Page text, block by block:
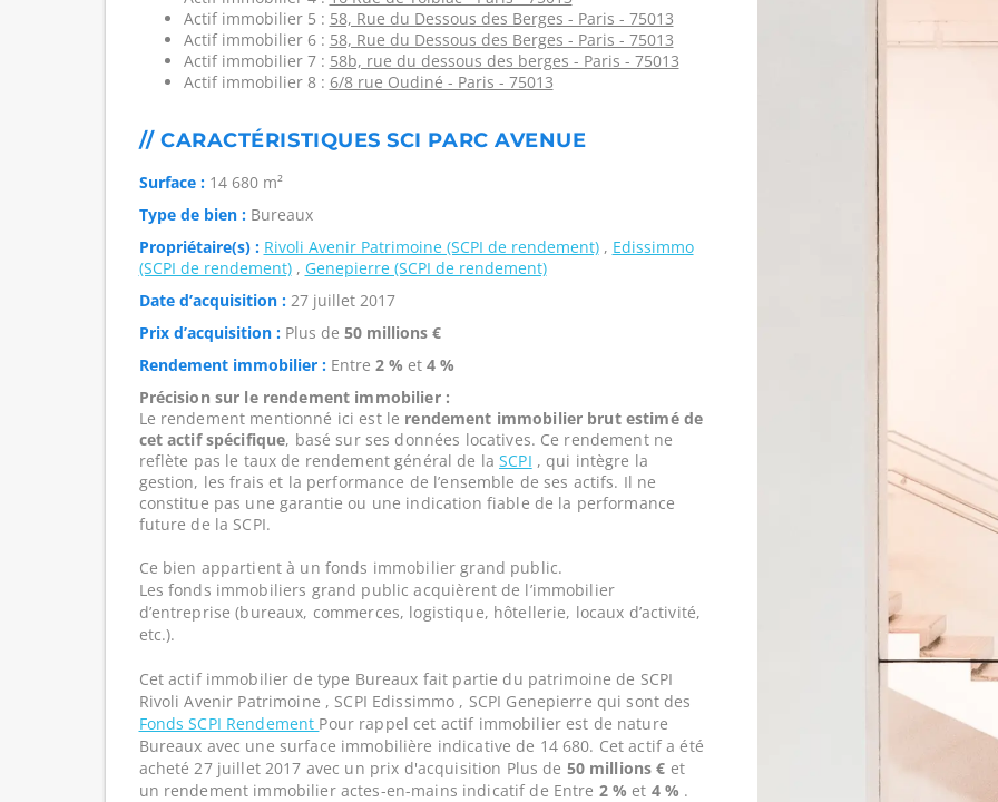
Actif immobilier 5 : 58, Rue du Dessous des Berges - Paris - 75013
Actif immobilier 6 : 58, Rue du Dessous des Berges - Paris - 75013
Actif immobilier 7 : 58b, rue du dessous des berges - Paris - 75013
Actif immobilier 8 : 6/8 rue Oudiné - Paris - 75013
// CARACTÉRISTIQUES SCI PARC AVENUE
Surface :14 680 m²
Type de bien :Bureaux
Propriétaire(s) : Rivoli Avenir Patrimoine (SCPI de rendement), Edissimmo
(SCPI de rendement), Genepierre (SCPI de rendement)
Date d’acquisition :27 juillet 2017
Prix d’acquisition :Plus de 50 millions €
Rendement immobilier :Entre 2 % et 4 %
Précision sur le rendement immobilier :
Le rendement mentionné ici est le rendement immobilier brut estimé de
cet actif spécifique, basé sur ses données locatives. Ce rendement ne
reflète pas le taux de rendement général de laSCPI , qui intègre la
gestion, les frais et la performance de l’ensemble de ses actifs. Il ne
constitue pas une garantie ou une indication fiable de la performance
future de la SCPI.
Ce bien appartient à un fonds immobilier grand public.
Les fonds immobiliers grand public acquièrent de l’immobilier
d’entreprise (bureaux, commerces, logistique, hôtellerie, locaux d’activité,
etc.).
Cet actif immobilier de type Bureaux fait partie du patrimoine de SCPI
Rivoli Avenir Patrimoine , SCPI Edissimmo , SCPI Genepierre qui sont des
Fonds SCPI Rendement Pour rappel cet actif immobilier est de nature
Bureaux avec une surface immobilière indicative de 14 680. Cet actif a été
acheté 27 juillet 2017 avec un prix d'acquisition Plus de 50 millions € et
un rendement immobilier actes-en-mains indicatif de Entre 2 % et 4 % .